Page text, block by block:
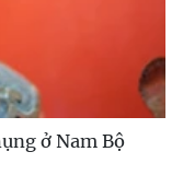
ở Nam Bộ